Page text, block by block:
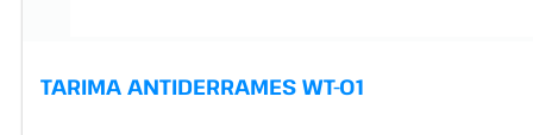
TARIMA ANTIDERRAMES WT-01